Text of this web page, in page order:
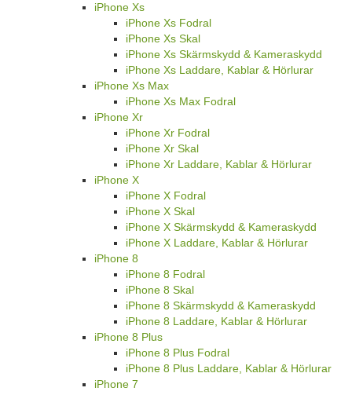
iPhone Xs
iPhone Xs Fodral
iPhone Xs Skal
iPhone Xs Skärmskydd & Kameraskydd
iPhone Xs Laddare, Kablar & Hörlurar
iPhone Xs Max
iPhone Xs Max Fodral
iPhone Xr
iPhone Xr Fodral
iPhone Xr Skal
iPhone Xr Laddare, Kablar & Hörlurar
iPhone X
iPhone X Fodral
iPhone X Skal
iPhone X Skärmskydd & Kameraskydd
iPhone X Laddare, Kablar & Hörlurar
iPhone 8
iPhone 8 Fodral
iPhone 8 Skal
iPhone 8 Skärmskydd & Kameraskydd
iPhone 8 Laddare, Kablar & Hörlurar
iPhone 8 Plus
iPhone 8 Plus Fodral
iPhone 8 Plus Laddare, Kablar & Hörlurar
iPhone 7